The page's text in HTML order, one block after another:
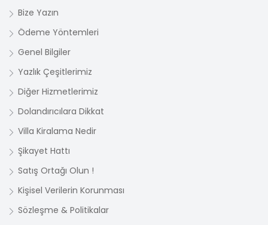
Bize Yazın
Ödeme Yöntemleri
Genel Bilgiler
Yazlık Çeşitlerimiz
Diğer Hizmetlerimiz
Dolandırıcılara Dikkat
Villa Kiralama Nedir
Şikayet Hattı
Satış Ortağı Olun !
Kişisel Verilerin Korunması
Sözleşme & Politikalar